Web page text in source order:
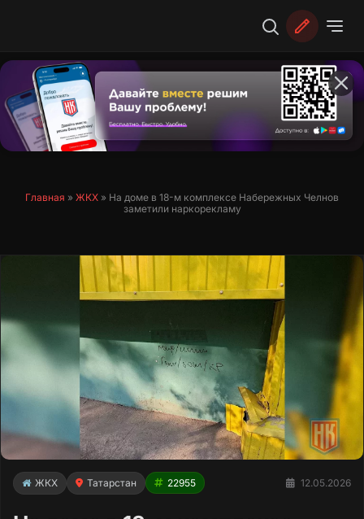
Главная » ЖКХ » На доме в 18-м комплексе Набережных Челнов
заметили наркорекламу
ЖКХ Татарстан 22955 12.05.2026